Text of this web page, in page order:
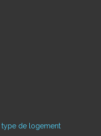
type de logement